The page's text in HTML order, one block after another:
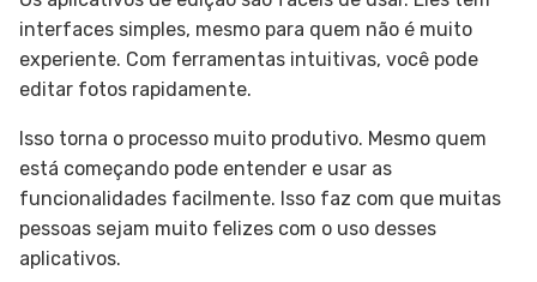
interfaces simples, mesmo para quem não é muito
experiente. Com ferramentas intuitivas, você pode
editar fotos rapidamente.
Isso torna o processo muito produtivo. Mesmo quem
está começando pode entender e usar as
funcionalidades facilmente. Isso faz com que muitas
pessoas sejam muito felizes com o uso desses
aplicativos.